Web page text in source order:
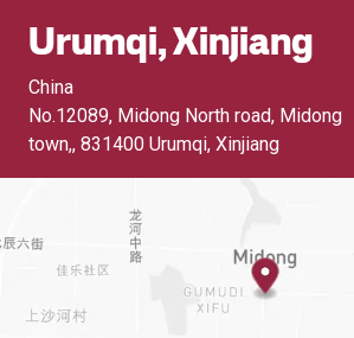
Urumqi, Xinjiang
China
No.12089, Midong North road, Midong
town,, 831400 Urumqi, Xinjiang